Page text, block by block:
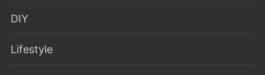
DIY
Lifestyle